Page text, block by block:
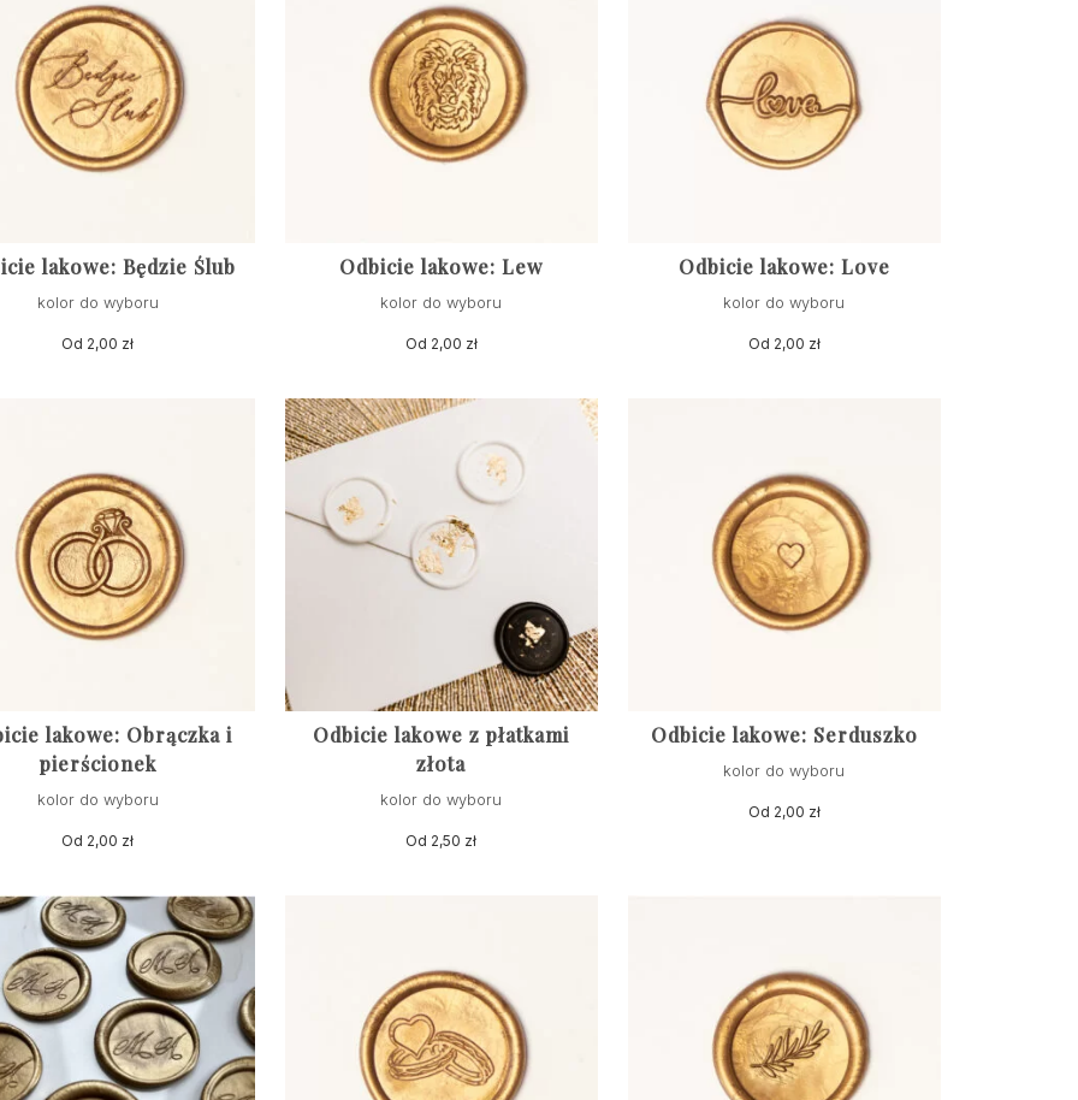
lakowe: Będzie Ślub
kolor do wyboru
Od 2,00 zł
Odbicie lakowe: Lew
kolor do wyboru
Od 2,00 zł
Odbicie lakowe: Love
kolor do wyboru
Od 2,00 zł
lakowe: Obrączka i
pierścionek
kolor do wyboru
Od 2,00 zł
Odbicie lakowe z płatkami
złota
kolor do wyboru
Od 2,50 zł
Odbicie lakowe: Serduszko
kolor do wyboru
Od 2,00 zł